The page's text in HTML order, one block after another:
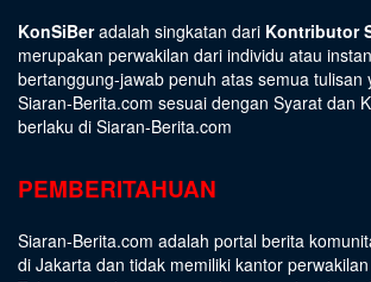
KonSiBeradalah singkatan dari Kontributor
merupakan perwakilan dari individu atau
bertanggung-jawab penuh atas semua tulisan
Siaran-Berita.com sesuai dengan Syarat dan
berlaku di Siaran-Berita.com
PEMBERITAHUAN
Siaran-Berita.com adalah portal berita
di Jakarta dan tidak memiliki kantor